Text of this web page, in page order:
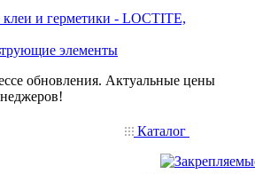
и герметики - LOCTITE,
элементы
обновления. Актуальные цены
Каталог